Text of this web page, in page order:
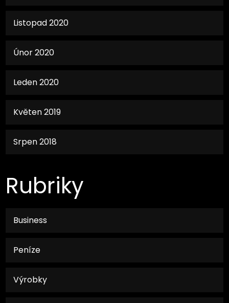
Listopad 2020
Únor 2020
Leden 2020
Květen 2019
Srpen 2018
Rubriky
Business
Peníze
Výrobky